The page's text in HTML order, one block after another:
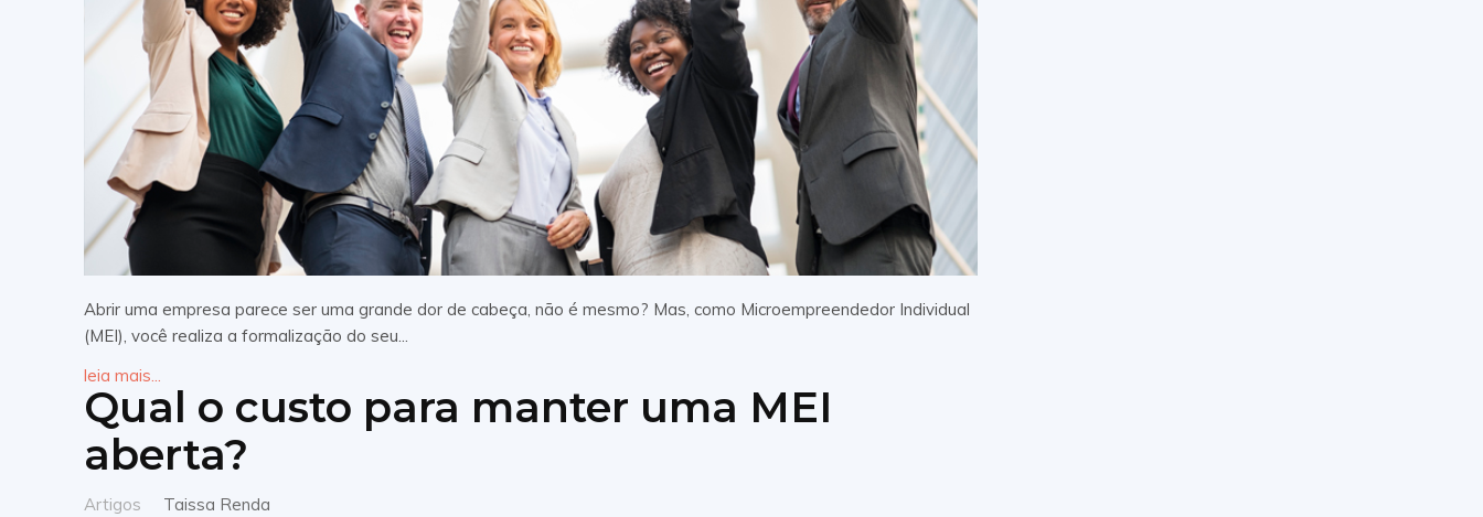
Abrir uma empresa parece ser uma grande dor de cabeça, não é mesmo? Mas, como Microempreendedor Individual
(MEI), você realiza a formalização do seu...
leia mais...
Qual o custo para manter uma MEI
aberta?
Artigos Taissa Renda